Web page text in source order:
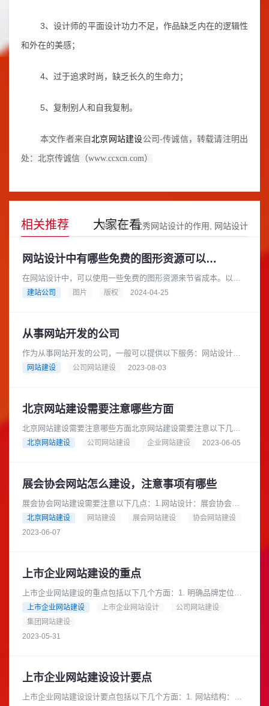
3、设计师的平面设计功力不足，作品缺乏内在的逻辑性
和外在的美感；
4、过于追求时尚，缺乏长久的生命力；
5、复制别人和自我复制。
本文作者来自北京网站建设公司-传诚信，转载请注明出
处：北京传诚信（www.ccxcn.com）
相关推荐 大家在看
关键词：优秀网站设计的作用 网站设计
网站设计中有哪些免费的图形资源可以用于商业目的
在网站设计中，可以使用一些免费的图形资源来节省成本。以下
是一些提供免费图形资源的网站，它们都可以用于商业目的：
建站公司 图片 版权 2024-04-25
从事网站开发的公司
作为从事网站开发的公司，一般可以提供以下服务：网站设计与
开发：根据客户需求，设计和建立符合其品牌形象和目标的网
网站建设 公司网站建设 2023-08-03
北京网站建设需要注意哪些方面
北京网站建设需要注意哪些方面北京网站建设需要注意以下几个
方面：网站设计：网站设计应该简洁明了，界面美观，易于用户
北京网站建设 公司网站建设 企业网站建设 2023-06-05
展会协会网站怎么建设，注意事项有哪些
展会协会网站建设需要注意以下几点：1.网站设计：展会协会网
站需要采用简洁、大气、美观的设计风格，突出展会协会的特点
和形象，便于用户浏览和使用......
北京网站建设 网站建设 展会网站建设
协会网站建设
2023-06-07
上市企业网站建设的重点
上市企业网站建设的重点包括以下几个方面：1. 明确品牌定位：
网站需要清晰地表达企业的品牌定位，传达企业的核心价值和竞
争优势。2. 提供详细的......
上市企业网站建设 上市企业网站设计
公司网站建设
集团网站建设
2023-05-31
上市企业网站建设设计要点
上市企业网站建设设计要点包括以下几个方面：1. 网站结构：网